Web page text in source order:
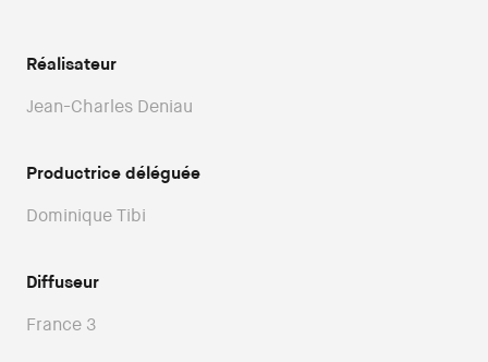
Réalisateur
Jean-Charles Deniau
Productrice déléguée
Dominique Tibi
Diffuseur
France 3